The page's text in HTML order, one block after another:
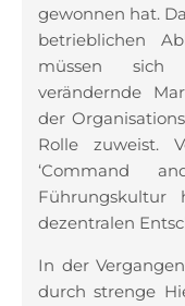
gewonnen hat.
betrieblichen
müssen sich
verändernde
der
Rolle zuweist.
‘Command
dezentralen
In der
durch strenge